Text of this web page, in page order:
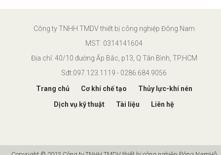
Công ty TNHH TMDV thiết bị công nghiệp Đông Nam
MST: 0314141604
Địa chỉ: 40/10 đường Ấp Bắc, p13, Q Tân Bình, TP.HCM
Sđt:097.123.1119 - 0286.684.9056
Trang chủ
Cơ khí chế tạo
Thủy lực-khí nén
Dịch vụ kỹ thuật
Tài liệu Liên hệ